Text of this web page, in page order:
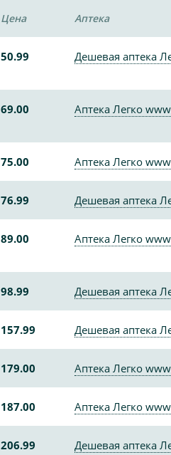
Цена Аптека
50.99 Дешевая аптека
69.00 Аптека Легко
75.00 Аптека Легко
76.99 Дешевая аптека
89.00 Аптека Легко
98.99 Дешевая аптека
157.99 Дешевая аптека
179.00 Аптека Легко
187.00 Аптека Легко
206.99 Дешевая аптека